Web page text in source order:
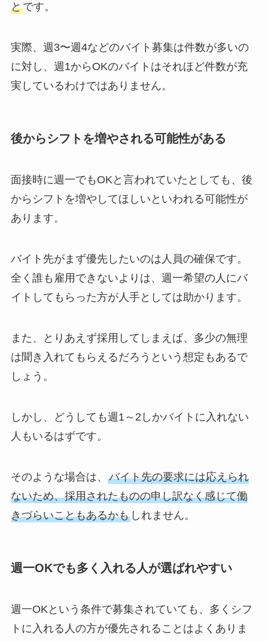
とです。
実際、週3〜週4などのバイト募集は件数が多いの
に対し、週1からOKのバイトはそれほど件数が充
実しているわけではありません。
後からシフトを増やされる可能性がある
面接時に週一でもOKと言われていたとしても、後
からシフトを増やしてほしいといわれる可能性が
あります。
バイト先がまず優先したいのは人員の確保です。
全く誰も雇用できないよりは、週一希望の人にバ
イトしてもらった方が人手としては助かります。
また、とりあえず採用してしまえば、多少の無理
は聞き入れてもらえるだろうという想定もあるで
しょう。
しかし、どうしても週1～2しかバイトに入れない
人もいるはずです。
そのような場合は、 バイト先の要求には応えられ
ないため、採用されたものの申し訳なく感じて働
きづらいこともあるかもしれません。
週一OKでも多く入れる人が選ばれやすい
週一OKという条件で募集されていても、多くシフ
トに入れる人の方が優先されることはよくありま